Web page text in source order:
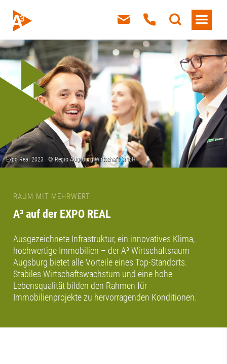
RAUM MIT MEHRWERT
A³ auf der EXPO REAL
Ausgezeichnete Infrastruktur, ein innovatives Klima,
hochwertige Immobilien – der A³ Wirtschaftsraum
Augsburg bietet alle Vorteile eines Top-Standorts.
Stabiles Wirtschaftswachstum und eine hohe
Lebensqualität bilden den Rahmen für
Immobilienprojekte zu hervorragenden Konditionen.